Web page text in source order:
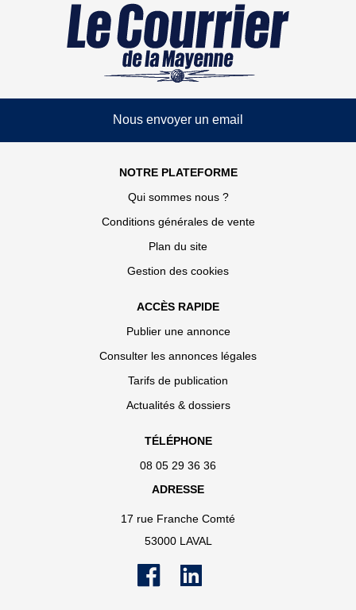
Nous envoyer un email
NOTRE PLATEFORME
Qui sommes nous ?
Conditions générales de vente
Plan du site
Gestion des cookies
ACCÈS RAPIDE
Publier une annonce
Consulter les annonces légales
Tarifs de publication
Actualités & dossiers
TÉLÉPHONE
08 05 29 36 36
ADRESSE
17 rue Franche Comté
53000 LAVAL